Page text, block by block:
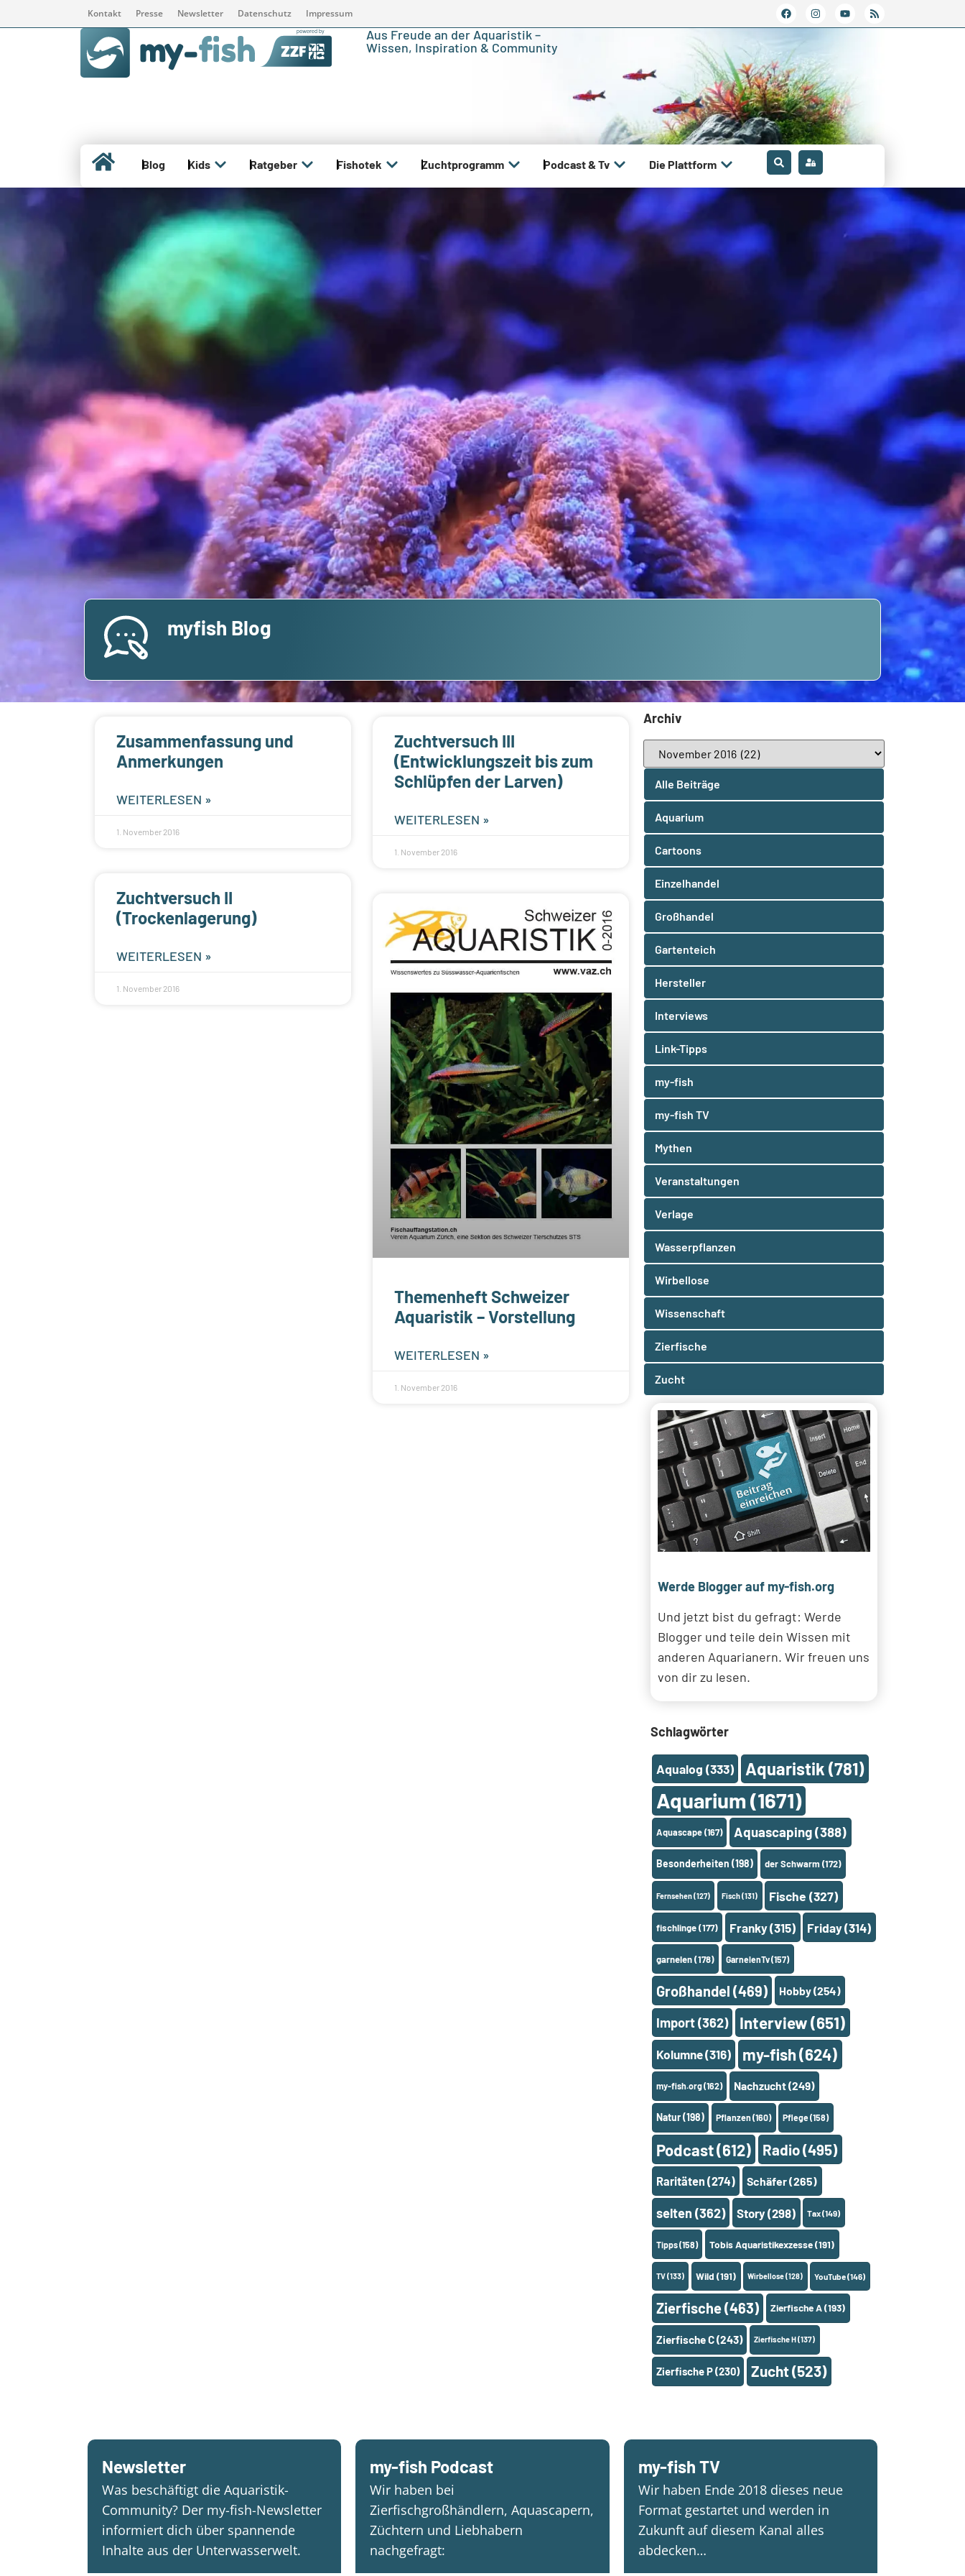
Kontakt Presse Newsletter Datenschutz Impressum
Aus Freude an der Aquaristik –
Wissen, Inspiration & Community
Blog Kids Ratgeber Fishotek Zuchtprogramm Podcast & Tv Die Plattform
myfish Blog
Zusammenfassung und
Anmerkungen
WEITERLESEN »
1. November 2016
Zuchtversuch III
(Entwicklungszeit bis zum
Schlüpfen der Larven)
WEITERLESEN »
1. November 2016
Zuchtversuch II
(Trockenlagerung)
WEITERLESEN »
1. November 2016
Themenheft Schweizer
Aquaristik – Vorstellung
WEITERLESEN »
1. November 2016
Archiv
Alle Beiträge
Aquarium
Cartoons
Einzelhandel
Großhandel
Gartenteich
Hersteller
Interviews
Link-Tipps
my-fish
my-fish TV
Mythen
Veranstaltungen
Verlage
Wasserpflanzen
Wirbellose
Wissenschaft
Zierfische
Zucht
Werde Blogger auf my-fish.org
Und jetzt bist du gefragt: Werde
Blogger und teile dein Wissen mit
anderen Aquarianern. Wir freuen uns
von dir zu lesen.
Schlagwörter
Aqualog (333) Aquaristik (781)
Aquarium (1671)
Aquascape(167) Aquascaping(388)
Besonderheiten (198) der Schwarm(172)
Fernsehen(127) Fisch(131) Fische (327)
fischlinge(177) Franky(315) Friday(314)
garnelen(178) GarnelenTv(157)
Großhandel (469) Hobby(254)
Import(362) Interview(651)
Kolumne(316) my-fish(624)
my-fish.org(162) Nachzucht(249)
Natur(198) Pflanzen(160) Pflege(158)
Podcast(612) Radio(495)
Raritäten (274) Schäfer(265)
selten (362) Story (298) Tax(149)
Tipps(158) Tobis Aquaristikexzesse(191)
TV(133) Wild (191) Wirbellose(128) YouTube(146)
Zierfische(463) Zierfische A(193)
Zierfische C(243) Zierfische H(137)
Zierfische P(230) Zucht(523)
Newsletter
Was beschäftigt die Aquaristik-
Community? Der my-fish-Newsletter
informiert dich über spannende
Inhalte aus der Unterwasserwelt.
my-fish Podcast
Wir haben bei
Zierfischgroßhändlern, Aquascapern,
Züchtern und Liebhabern
nachgefragt:
my-fish TV
Wir haben Ende 2018 dieses neue
Format gestartet und werden in
Zukunft auf diesem Kanal alles
abdecken…